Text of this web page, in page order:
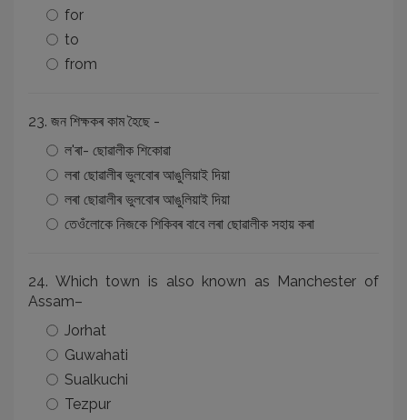
for
to
from
23. জন শিক্ষকৰ কাম হৈছে -
ল'ৰা- ছোৱালীক শিকোৱা
লৰা ছোৱালীৰ ভুলবোৰ আঙুলিয়াই দিয়া
লৰা ছোৱালীৰ ভুলবোৰ আঙুলিয়াই দিয়া
তেওঁলোকে নিজকে শিকিবৰ বাবে লৰা ছোৱালীক সহায় কৰা
24. Which town is also known as Manchester of
Assam–
Jorhat
Guwahati
Sualkuchi
Tezpur